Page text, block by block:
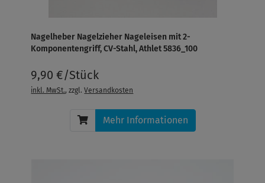
Nagelheber Nagelzieher Nageleisen mit 2-
Komponentengriff, CV-Stahl, Athlet 5836_100
9,90 €/Stück
inkl. MwSt., zzgl.Versandkosten
Mehr Informationen